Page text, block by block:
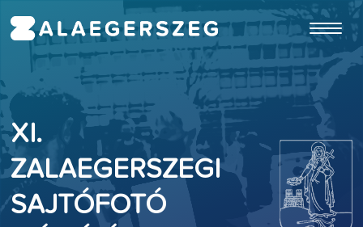
ugrás a fő tartalomhoz
XI.
ZALAEGERSZEGI
SAJTÓFOTÓ